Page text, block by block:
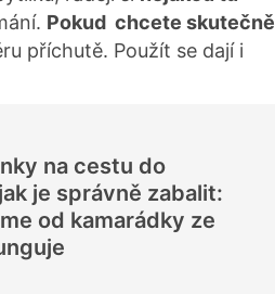
Pokud chcete skutečně
příchutě. Použít se dají i
na cestu do
je správně zabalit:
od kamarádky ze